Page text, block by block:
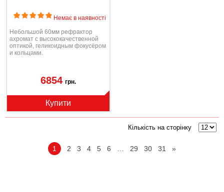
Немає в наявності
Небольшой 60мм рефрактор
ахромат с высококачественной
оптикой, геликоидным фокусёром
и кольцами.
6854 грн.
Купити
Кількість на сторінку
1 2 3 4 5 6 29 30 31 »